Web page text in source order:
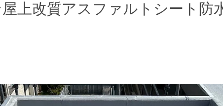
上改質アスファルトシート防